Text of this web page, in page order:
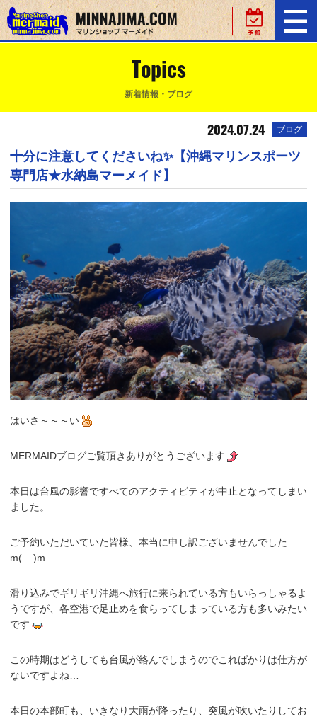
Topics
新着情報・ブログ
2024.07.24 ブログ
十分に注意してくださいね✨【沖縄マリンスポーツ
専門店★水納島マーメイド】
はいさ～～～い
MERMAIDブログご覧頂きありがとうございます
本日は台風の影響ですべてのアクティビティが中止となってしまい
ました。
ご予約いただいていた皆様、本当に申し訳ございませんでした
m(__)m
滑り込みでギリギリ沖縄へ旅行に来られている方もいらっしゃるよ
うですが、各空港で足止めを食らってしまっている方も多いみたい
です
この時期はどうしても台風が絡んでしまうのでこればかりは仕方が
ないですよね…
本日の本部町も、いきなり大雨が降ったり、突風が吹いたりしてお